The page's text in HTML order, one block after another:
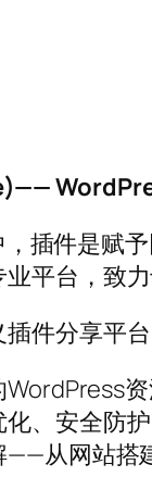
插件是赋
平台，致
件分享平台
、安全防
从网站搭